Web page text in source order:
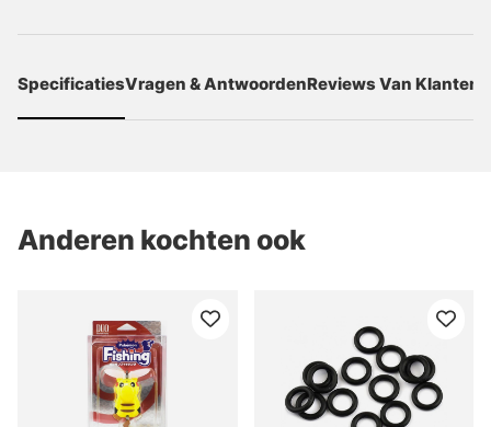
SpecificatiesVragen & AntwoordenReviews Van Klanten
Anderen kochten ook